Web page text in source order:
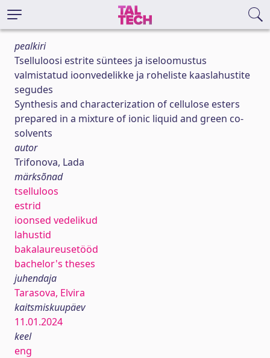
pealkiri
Tselluloosi estrite süntees ja iseloomustus
valmistatud ioonvedelikke ja roheliste kaaslahustite
segudes
Synthesis and characterization of cellulose esters
prepared in a mixture of ionic liquid and green co-
solvents
autor
Trifonova, Lada
märksõnad
tselluloos
estrid
ioonsed vedelikud
lahustid
bakalaureusetööd
bachelor's theses
juhendaja
Tarasova, Elvira
kaitsmiskuupäev
11.01.2024
keel
eng